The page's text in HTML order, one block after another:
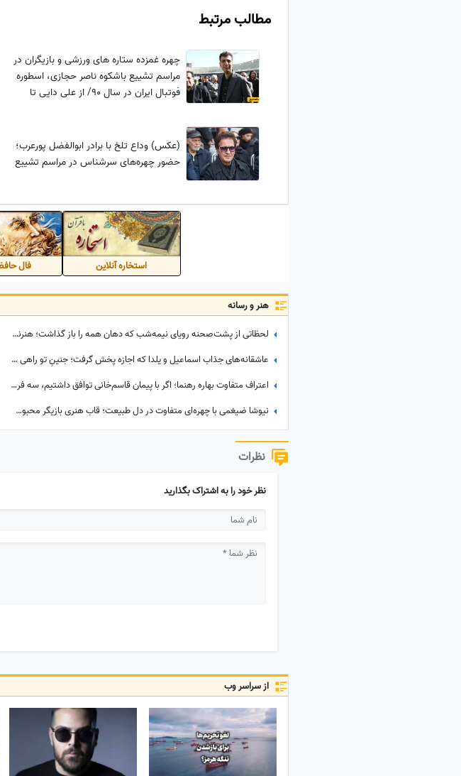
مطالب مرتبط
چهره غمزده ستاره های ورزشی و بازیگران در
مراسم تشییع باشکوه ناصر حجازی، اسطوره
فوتبال ایران در سال 90/ از علی دایی تا
(عکس) وداع تلخ با برادر ابوالفضل پورعرب؛
حضور چهره‌های سرشناس در مراسم تشییع
استخاره آنلاین فال
هنر و رسانه
لحظاتی از پشت‌صحنه رویای نیمه‌شب که دهان همه را باز گذاشت؛ هنرنمایی حیرت‌انگیز و جانانه روزبه حصاری بدون بدلکار!+ویدیو
عاشقانه‌های جذاب اسماعیل و یلدا که اجازه پخش گرفت؛ جنینِ تو راهی یلدا، مرهم زخم‌های سینا مهراد شد!
اعتراف متفاوت بهاره رهنما؛ اگر با پیمان قاسم‌خانی توافق داشتیم، سه فرزند می‌آوردم/ تصمیم تازه برای ازدواج
نیوشا ضیغمی با چهره‌ای متفاوت در دل طبیعت؛ قاب هنری بازیگر محبوب کنار کلبه چوبی
نظرات
نظر خود را به اشتراک بگذارید
از سراسر وب